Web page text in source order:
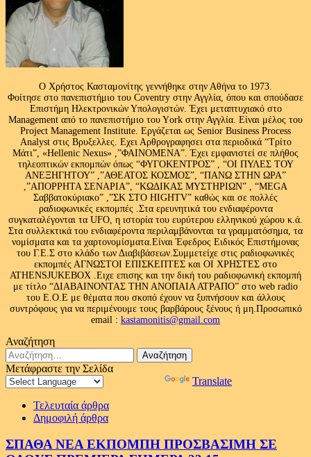
Ο Χρήστος Κασταμονίτης γεννήθηκε στην Αθήνα το 1973.
Φοίτησε στο πανεπιστήμιο του Coventry στην Αγγλία, όπου και σπούδασε
Επιστήμη Ηλεκτρονικών Υπολογιστών. Έχει μεταπτυχιακό στο
Management από το πανεπιστήμιο του Υork στην Αγγλία. Είναι μέλος του
Project Management Institute. Εργάζεται ως Senior Business Process
Analyst στις Βρυξελλες. Εχει Αρθρογραφησει στα περιοδικά “Τρίτο
Μάτι”, «Hellenic Nexus» ,”ΦΑΙΝΟΜΕΝΑ”. Έχει εμφανιστεί σε πλήθος
τηλεοπτικών εκπομπών όπως “ΦΥΓΟΚΕΝΤΡΟΣ” , “ΟΙ ΠΥΛΕΣ ΤΟΥ
ΑΝΕΞΗΓΗΤΟΥ” ,”ΑΘΕΑΤΟΣ ΚΟΣΜΟΣ”, “ΠΑΝΩ ΣΤΗΝ ΩΡΑ”
,”ΑΠΟΡΡΗΤΑ ΣΕΝΑΡΙΑ”, “ΚΩΔΙΚΑΣ ΜΥΣΤΗΡΙΩΝ” , “MEGA
Σαββατοκύριακο” ,”ΣΚ ΣΤΟ HIGHTV” καθώς και σε πολλές
ραδιοφωνικές εκπομπές .Στα ερευνητικά του ενδιαφέροντα
συγκαταλέγονται τα UFO, η ιστορία του ευρύτερου ελληνικού χώρου κ.ά.
Στα συλλεκτικά του ενδιαφέροντα περιλαμβάνονται τα γραμματόσημα, τα
νομίσματα και τα χαρτονομίσματα.Είναι Έφεδρος Ειδικός Επιστήμονας
του Γ.Ε.Σ στο κλάδο των Διαβιβάσεων.Συμμετείχε στις ραδιοφωνικές
εκπομπές ΑΓΝΩΣΤΟΙ ΕΠΙΣΚΕΠΤΕΣ και ΟΙ ΧΡΗΣΤΕΣ στο
ATHENSJUKEBOX .Ειχε επισης και την δική του ραδιοφωνική εκπομπή
με τίτλο “ΔΙΑΒΑΙΝΟΝΤΑΣ ΤΗΝ ΑΝΟΠΑΙΑ ΑΤΡΑΠΟ” στο web radio
του Ε.Ο.Ε με θέματα που σκοπό έχουν να ξυπνήσουν και άλλους
συντρόφους για να περιμένουμε τους βαρβάρους ξένους ή μη.Προσωπικό
email : kastamonitis@gmail.com
Αναζήτηση
Αναζήτηση
για:
Μετάφραστε την Σελίδα
Translate
Τελευταία άρθρα
Δημοφιλή άρθρα
ΣΠΑΘΑ ΝΕΑ ΕΚΠΟΜΠΗ ΠΡΟΣΒΑΣΙΜΗ ΣΕ